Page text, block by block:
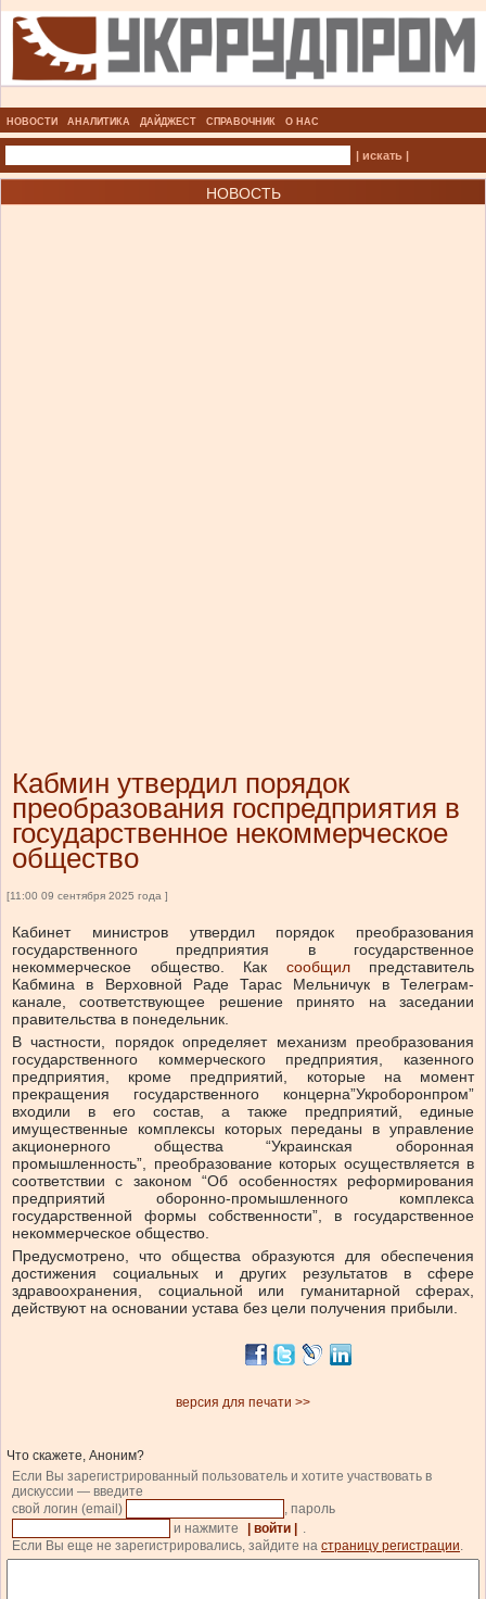
НОВОСТИ АНАЛИТИКА ДАЙДЖЕСТ СПРАВОЧНИК О НАС
| искать |
НОВОСТЬ
Кабмин утвердил порядок
преобразования госпредприятия в
государственное некоммерческое
общество
[11:00 09 сентября 2025 года ]
Кабинет министров утвердил порядок преобразования
государственного предприятия в государственное
некоммерческое общество. Как сообщилпредставитель
Кабмина в Верховной Раде Тарас Мельничук в Телеграм-
канале, соответствующее решение принято на заседании
правительства в понедельник.
В частности, порядок определяет механизм преобразования
государственного коммерческого предприятия, казенного
предприятия, кроме предприятий, которые на момент
прекращения государственного концерна”Укроборонпром”
входили в его состав, а также предприятий, единые
имущественные комплексы которых переданы в управление
акционерного общества “Украинская оборонная
промышленность”, преобразование которых осуществляется в
соответствии с законом “Об особенностях реформирования
предприятий оборонно-промышленного комплекса
государственной формы собственности”, в государственное
некоммерческое общество.
Предусмотрено, что общества образуются для обеспечения
достижения социальных и других результатов в сфере
здравоохранения, социальной или гуманитарной сферах,
действуют на основании устава без цели получения прибыли.
версия для печати >>
Что скажете, Аноним?
Если Вы зарегистрированный пользователь и хотите участвовать в
дискуссии — введите
свой логин (email)
, пароль
и нажмите
| войти |
.
Если Вы еще не зарегистрировались, зайдите на страницу регистрации.